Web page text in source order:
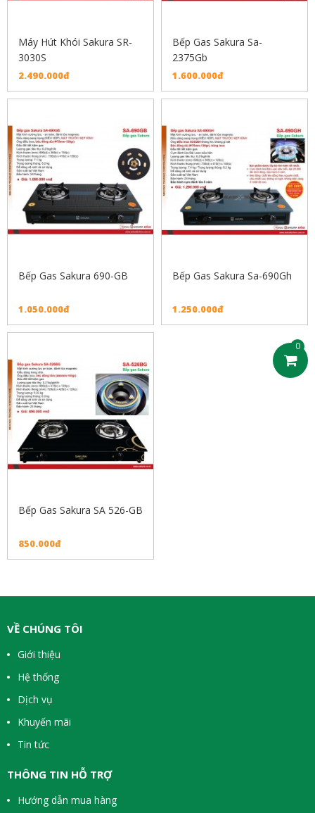
0
Máy Hút Khói Sakura SR-
3030S
2.490.000đ
Bếp Gas Sakura Sa-
2375Gb
1.600.000đ
Bếp Gas Sakura 690-GB
1.050.000đ
Bếp Gas Sakura Sa-690Gh
1.250.000đ
Bếp Gas Sakura SA 526-GB
850.000đ
VỀ CHÚNG TÔI
Giới thiệu
Hệ thống
Dịch vụ
Khuyến mãi
Tin tức
THÔNG TIN HỖ TRỢ
Hướng dẫn mua hàng